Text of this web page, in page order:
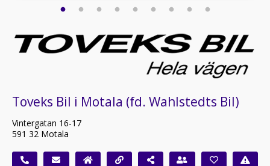
Toveks Bil i Motala (fd. Wahlstedts Bil)
Vintergatan 16-17
591 32 Motala